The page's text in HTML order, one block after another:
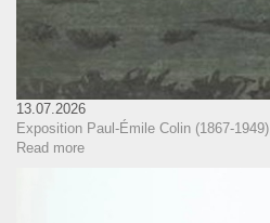
13.07.2026
Exposition Paul-Émile Colin (1867-
Read more